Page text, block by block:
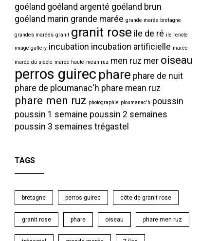
goéland goéland argenté goéland brun
goéland marin grande marée grande marée bretagne
grandes marées granit granit rose ile de ré ile renote
image gallery incubation incubation artificielle marée
marée du siècle marée haute mean ruz men ruz mer oiseau
perros guirec phare phare de nuit
phare de ploumanac'h phare mean ruz
phare men ruz photographie ploumanac'h poussin
poussin 1 semaine poussin 2 semaines
poussin 3 semaines trégastel
TAGS
bretagne perros guirec côte de granit rose
granit rose phare oiseau phare men ruz